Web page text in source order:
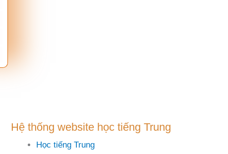
Hệ thống website học tiếng Trung
Học tiếng Trung